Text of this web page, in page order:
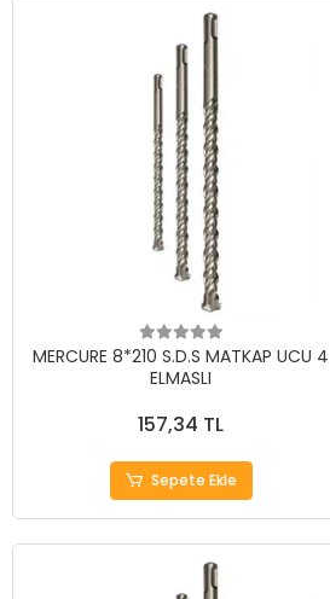
MERCURE 8*210 S.D.S MATKAP UCU 4
ELMASLI
157,34 TL
Sepete Ekle